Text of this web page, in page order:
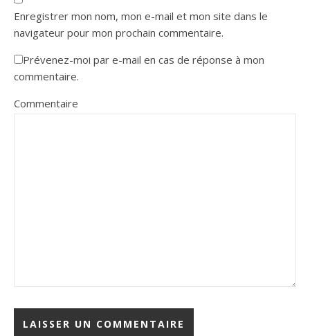
Enregistrer mon nom, mon e-mail et mon site dans le
navigateur pour mon prochain commentaire.
Prévenez-moi par e-mail en cas de réponse à mon
commentaire.
Commentaire